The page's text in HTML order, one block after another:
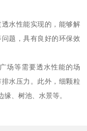
水性能实现的，能够解
题，具有良好的环保效
场等需要透水性能的场
水压力。此外，细颗粒
、树池、水景等。